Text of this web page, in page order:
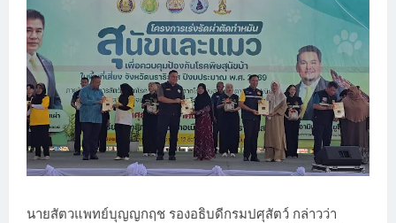
นายสัตวแพทย์บุญญกฤช รองอธิบดีกรมปศุสัตว์ กล่าวว่า